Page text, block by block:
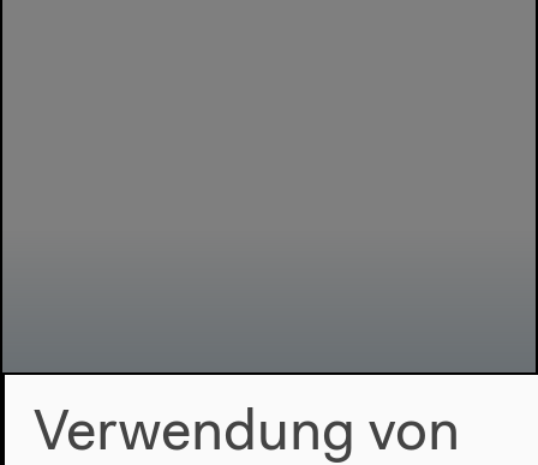
Verwendung von